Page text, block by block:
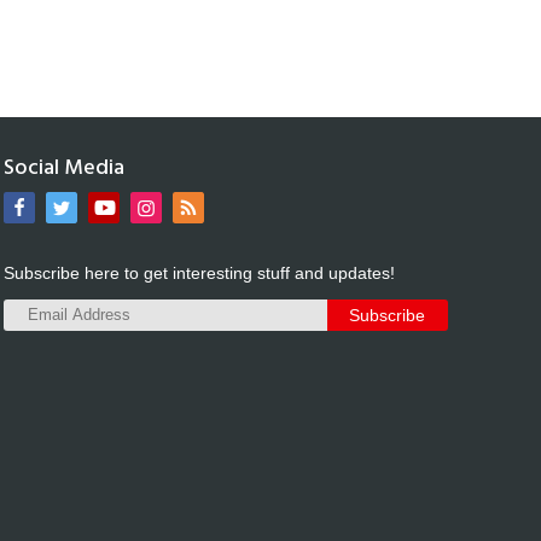
Social Media
Subscribe here to get interesting stuff and updates!